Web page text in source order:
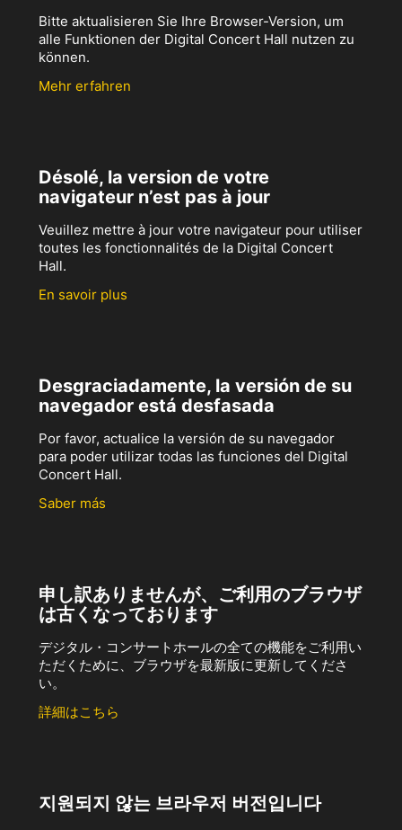
Bitte aktualisieren Sie Ihre Browser-Version, um
alle Funktionen der Digital Concert Hall nutzen zu
können.
Mehr erfahren
Désolé, la version de votre
navigateur n’est pas à jour
Veuillez mettre à jour votre navigateur pour utiliser
toutes les fonctionnalités de la Digital Concert
Hall.
En savoir plus
Desgraciadamente, la versión de su
navegador está desfasada
Por favor, actualice la versión de su navegador
para poder utilizar todas las funciones del Digital
Concert Hall.
Saber más
申し訳ありませんが、ご利用のブラウザ
は古くなっております
デジタル・コンサートホールの全ての機能をご利用い
ただくために、ブラウザを最新版に更新してくださ
い。
詳細はこちら
지원되지 않는 브라우저 버전입니다